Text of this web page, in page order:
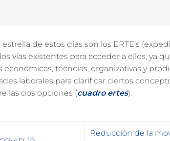
de estos días son los ERTE’s
vías existentes para acceder a ellos, ya
económicas, técncias, organizativas y
laborales para clarificar ciertos
las dos opciones (cuadro ertes).
Reducción de la